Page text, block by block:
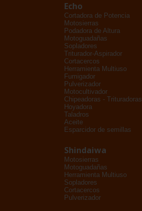
Echo
Cortadora de Potencia
Motosierras
Podadora de Altura
Motoguadañas
Sopladores
Triturador-Aspirador
Cortacercos
Herramienta Multiuso
Fumigador
Pulverizador
Motocultivador
Chipeadoras - Trituradoras
Hoyadora
Taladros
Aceite
Esparcidor de semillas
Shindaiwa
Motosierras
Motoguadañas
Herramienta Multiuso
Sopladores
Cortacercos
Pulverizador